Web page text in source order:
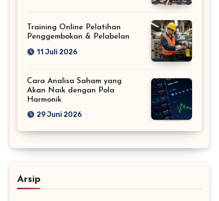
Training Online Pelatihan
Penggembokan & Pelabelan
11 Juli 2026
Cara Analisa Saham yang
Akan Naik dengan Pola
Harmonik
29 Juni 2026
Arsip